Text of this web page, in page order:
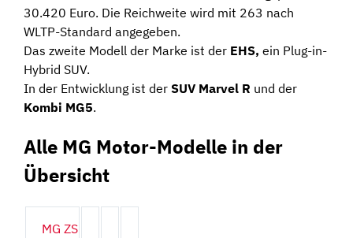
30.420 Euro. Die Reichweite wird mit 263 nach
WLTP-Standard angegeben.
Das zweite Modell der Marke ist der EHS, ein Plug-in-
Hybrid SUV.
In der Entwicklung ist der SUV Marvel R und der
Kombi MG5.
Alle MG Motor-Modelle in der
Übersicht
MG ZS